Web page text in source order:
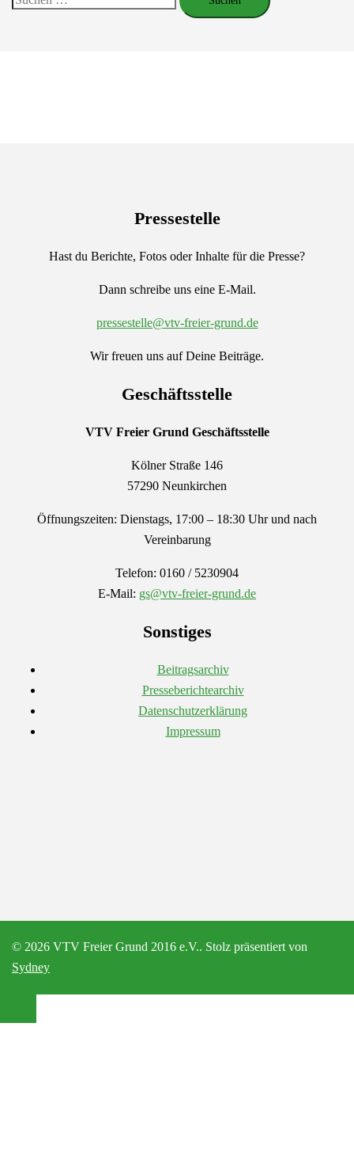
Pressestelle
Hast du Berichte, Fotos oder Inhalte für die Presse?
Dann schreibe uns eine E-Mail.
pressestelle@vtv-freier-grund.de
Wir freuen uns auf Deine Beiträge.
Geschäftsstelle
VTV Freier Grund Geschäftsstelle
Kölner Straße 146
57290 Neunkirchen
Öffnungszeiten: Dienstags, 17:00 – 18:30 Uhr und nach
Vereinbarung
Telefon: 0160 / 5230904
E-Mail: gs@vtv-freier-grund.de
Sonstiges
Beitragsarchiv
Presseberichtearchiv
Datenschutzerklärung
Impressum
© 2026 VTV Freier Grund 2016 e.V.. Stolz präsentiert von
Sydney